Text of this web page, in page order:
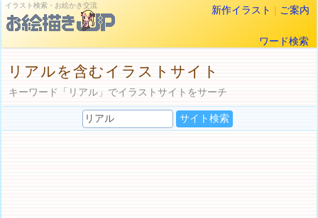
イラスト検索・お絵かき交流 新作イラスト | ご案内
ワード検索
リアルを含むイラストサイト
キーワード「リアル」でイラストサイトをサーチ